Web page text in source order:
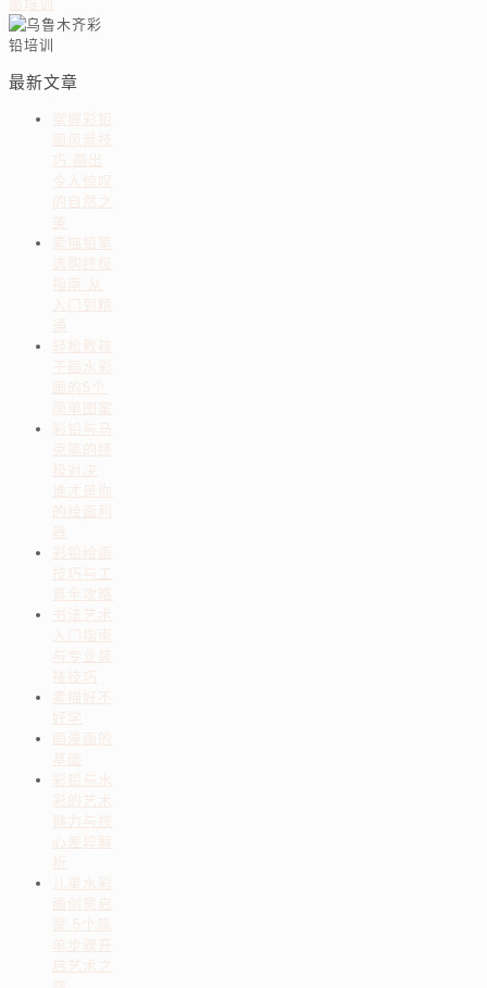
最新文章
掌握彩铅
画风景技
巧 画出
令人惊叹
的自然之
美
素描铅笔
选购终极
指南 从
入门到精
通
轻松教孩
子画水彩
画的5个
简单图案
彩铅与马
克笔的终
谁才是你
的绘画利
器
彩铅绘画
技巧与工
具全攻略
书法艺术
入门指南
与专业装
裱技巧
素描好不
好学
画漫画的
基础
彩铅与水
彩的艺术
魅力与核
心差异解
析
儿童水彩
画创意启
蒙 5个简
单步骤开
启艺术之